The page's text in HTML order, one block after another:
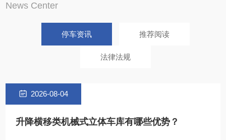
News Center
停车资讯 推荐阅读
法律法规
2026-08-04
升降横移类机械式立体车库有哪些优势？